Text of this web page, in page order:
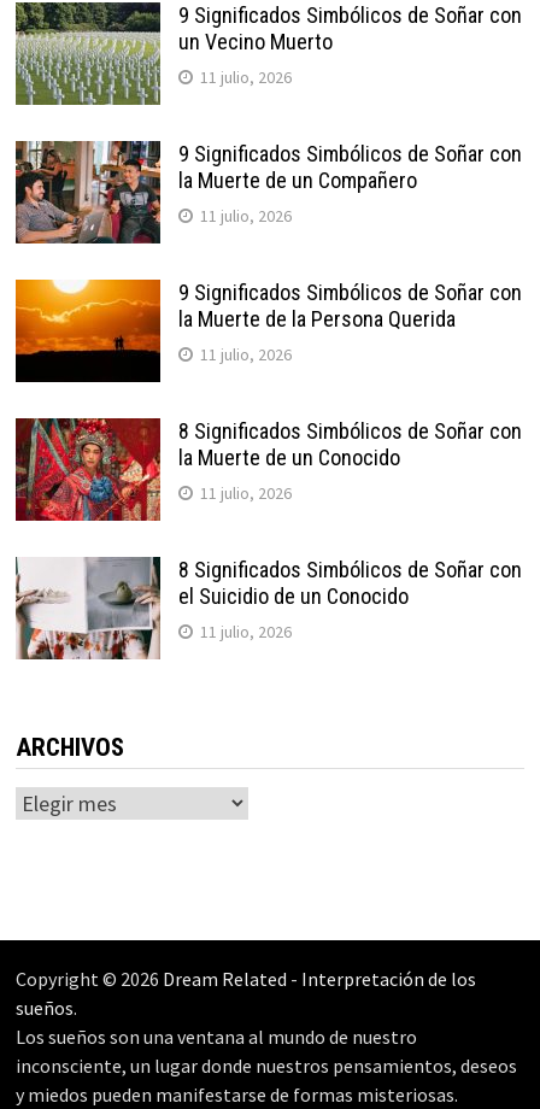
9 Significados Simbólicos de Soñar con
un Vecino Muerto
11 julio, 2026
9 Significados Simbólicos de Soñar con
la Muerte de un Compañero
11 julio, 2026
9 Significados Simbólicos de Soñar con
la Muerte de la Persona Querida
11 julio, 2026
8 Significados Simbólicos de Soñar con
la Muerte de un Conocido
11 julio, 2026
8 Significados Simbólicos de Soñar con
el Suicidio de un Conocido
11 julio, 2026
ARCHIVOS
Archivos
Copyright © 2026 Dream Related - Interpretación de los
sueños.
Los sueños son una ventana al mundo de nuestro
inconsciente, un lugar donde nuestros pensamientos, deseos
y miedos pueden manifestarse de formas misteriosas.